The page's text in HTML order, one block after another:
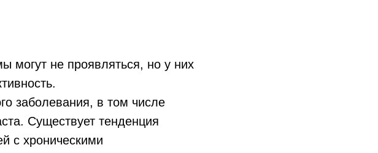
могут не проявляться, но у них
заболевания, в том числе
Существует тенденция
с хроническими